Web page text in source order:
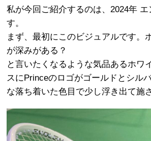
私が今回ご紹介するのは、2024年
す。
まず、最初にこのビジュアルです。
が深みがある？
と言いたくなるような気品あるホワ
スにPrinceのロゴがゴールドとシル
な落ち着いた色目で少し浮き出て施